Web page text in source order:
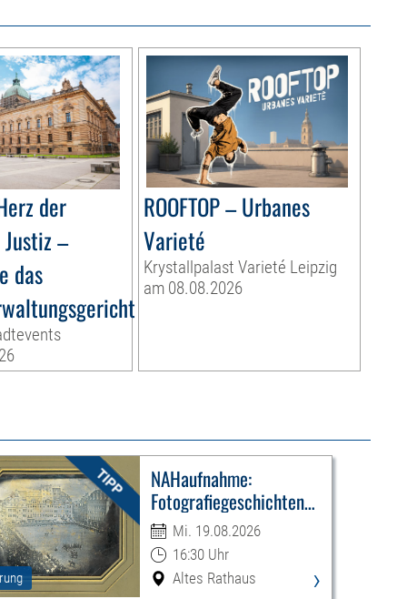
der
–
das
ROOFTOP – Urbanes
Varieté
Krystallpalast Varieté Leipzig
am 08.08.2026
NAHaufnahme:
Fotografiegeschichten
Leipzigs
Mi. 19.08.2026
16:30 Uhr
Altes Rathaus
›